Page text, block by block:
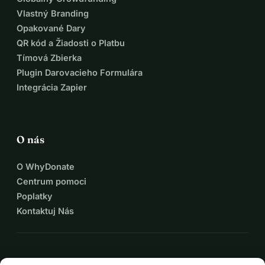
adekvátnu fyzickú aktivitu a bezpečné prostredie.
Je dôležité podporovať deti, aby si mohli užívať a rásť
prostredníctvom cvičenia.
Poďme na to! Vytvorme
Spoločne！
Ďakujem za prečítanie.
thank you for reading.
Vlastný Branding
Opakované Dary
QR kód a Žiadosti o Platbu
Tímová Zbierka
Plugin Darovacieho Formulára
Integrácia Zapier
O nás
O WhyDonate
Centrum pomoci
Poplatky
Kontaktuj Nás